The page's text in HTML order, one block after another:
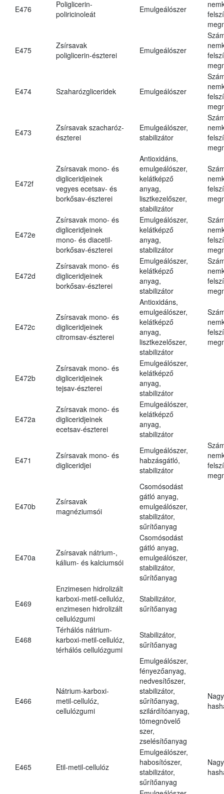
E476
Poliglicerin-
poliricinoleát
Emulgeálószer
E475
Zsírsavak
poliglicerin-észterei
Emulgeálószer
E474 Szaharózgliceridek Emulgeálószer
E473
Zsírsavak szacharóz-
észterei
Emulgeálószer,
stabilizátor
E472f
Zsírsavak mono- és
digliceridjeinek
vegyes ecetsav- és
borkősav-észterei
Antioxidáns,
emulgeálószer,
kelátképző
anyag,
lisztkezelőszer,
stabilizátor
E472e
Zsírsavak mono- és
digliceridjeinek
mono- és diacetil-
borkősav-észterei
Emulgeálószer,
kelátképző
anyag,
stabilizátor
E472d
Zsírsavak mono- és
digliceridjeinek
borkősav-észterei
Emulgeálószer,
kelátképző
anyag,
stabilizátor
E472c
Zsírsavak mono- és
digliceridjeinek
citromsav-észterei
Antioxidáns,
emulgeálószer,
kelátképző
anyag,
lisztkezelőszer,
stabilizátor
E472b
Zsírsavak mono- és
digliceridjeinek
tejsav-észterei
Emulgeálószer,
kelátképző
anyag,
stabilizátor
E472a
Zsírsavak mono- és
digliceridjeinek
ecetsav-észterei
Emulgeálószer,
kelátképző
anyag,
stabilizátor
E471
Zsírsavak mono- és
digliceridjei
Emulgeálószer,
habzásgátló,
stabilizátor
E470b
Zsírsavak
magnéziumsói
Csomósodást
gátló anyag,
emulgeálószer,
stabilizátor,
sűrítőanyag
E470a
Zsírsavak nátrium-,
kálium- és kalciumsói
Csomósodást
gátló anyag,
emulgeálószer,
stabilizátor,
sűrítőanyag
E469
Enzimesen hidrolizált
karboxi-metil-cellulóz,
enzimesen hidrolizált
cellulózgumi
Stabilizátor,
sűrítőanyag
E468
Térhálós nátrium-
karboxi-metil-cellulóz,
térhálós cellulózgumi
Stabilizátor,
sűrítőanyag
E466
Nátrium-karboxi-
metil-cellulóz,
cellulózgumi
Emulgeálószer,
fényezőanyag,
nedvesítőszer,
stabilizátor,
sűrítőanyag,
szilárdítóanyag,
tömegnövelő
szer,
zselésítőanyag
E465 Etil-metil-cellulóz
Emulgeálószer,
habosítószer,
stabilizátor,
sűrítőanyag